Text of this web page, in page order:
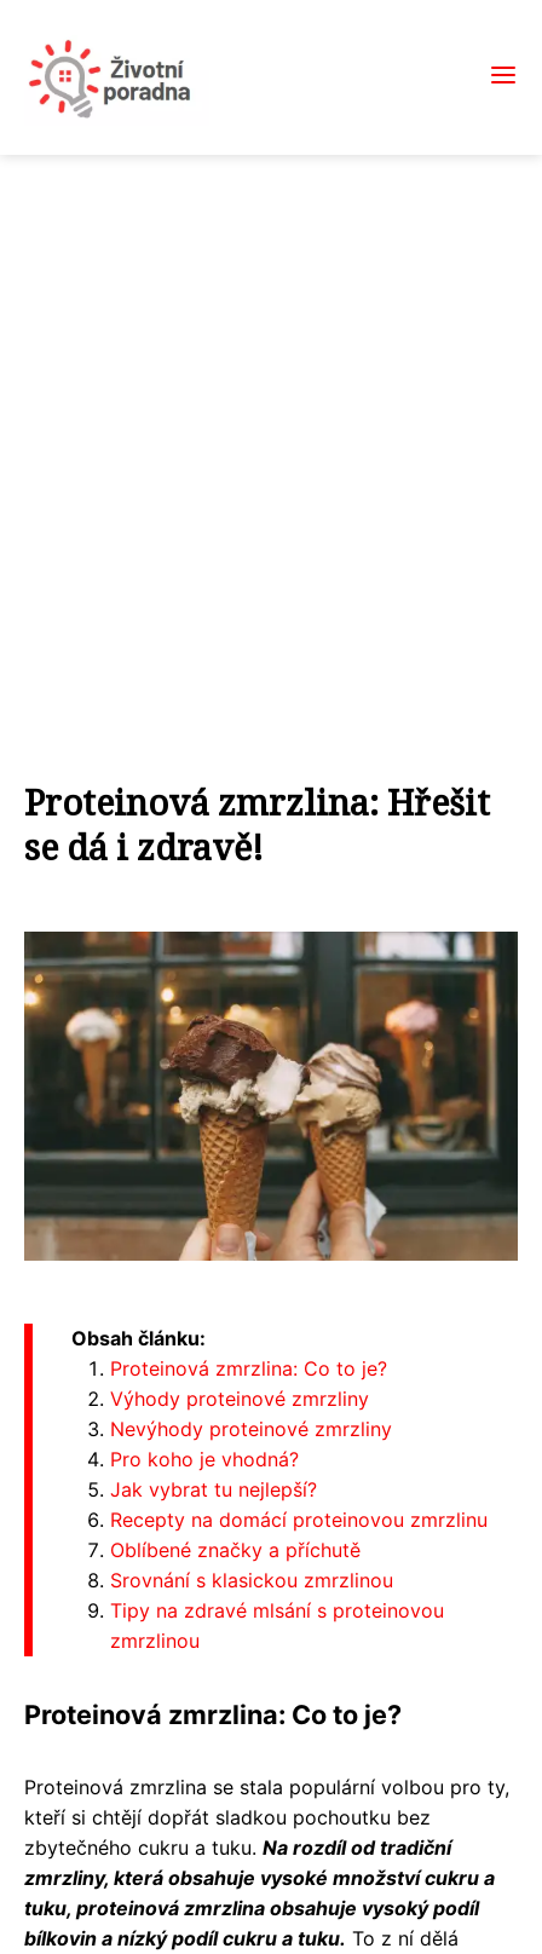
Proteinová zmrzlina: Hřešit
se dá i zdravě!
Obsah článku:
Proteinová zmrzlina: Co to je?
Výhody proteinové zmrzliny
Nevýhody proteinové zmrzliny
Pro koho je vhodná?
Jak vybrat tu nejlepší?
Recepty na domácí proteinovou zmrzlinu
Oblíbené značky a příchutě
Srovnání s klasickou zmrzlinou
Tipy na zdravé mlsání s proteinovou
zmrzlinou
Proteinová zmrzlina: Co to je?
Proteinová zmrzlina se stala populární volbou pro ty,
kteří si chtějí dopřát sladkou pochoutku bez
zbytečného cukru a tuku. Na rozdíl od tradiční
zmrzliny, která obsahuje vysoké množství cukru a
tuku, proteinová zmrzlina obsahuje vysoký podíl
bílkovin a nízký podíl cukru a tuku. To z ní dělá